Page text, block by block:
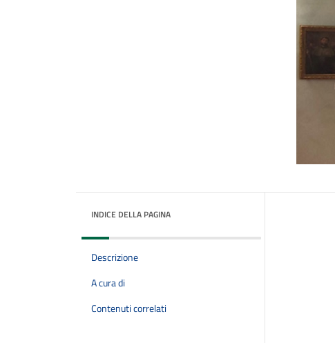
INDICE DELLA PAGINA
Descrizione
A cura di
Contenuti correlati